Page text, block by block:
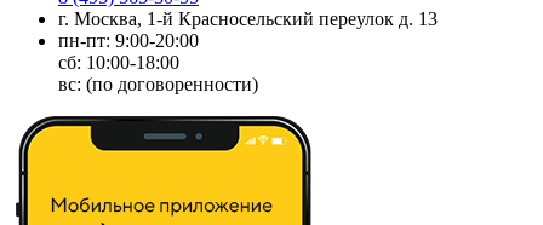
г. Москва, 1-й Красносельский переулок д. 13
пн-пт: 9:00-20:00
сб: 10:00-18:00
вс: (по договоренности)